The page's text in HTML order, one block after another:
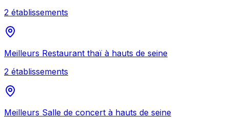
2 établissements
Meilleurs Restaurant thaï à hauts de seine
2 établissements
Meilleurs Salle de concert à hauts de seine